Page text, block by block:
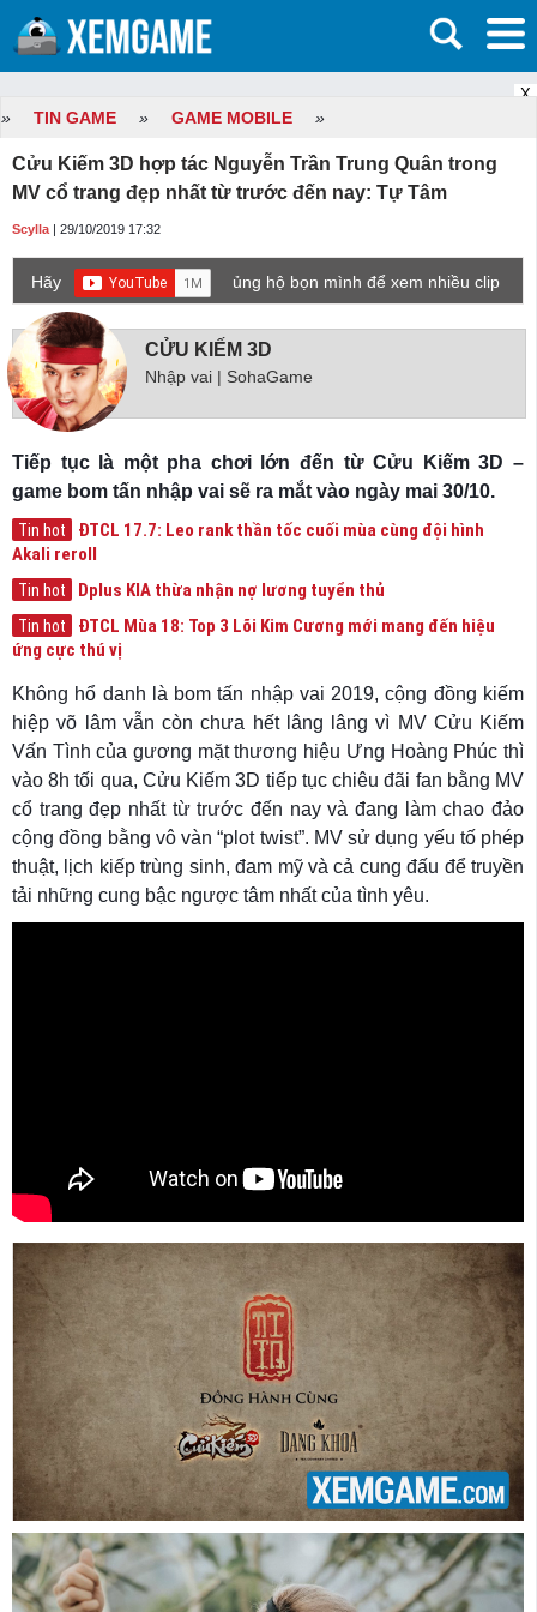
X
» TIN GAME » GAME MOBILE »
Cửu Kiếm 3D hợp tác Nguyễn Trần Trung Quân trong
MV cổ trang đẹp nhất từ trước đến nay: Tự Tâm
Scylla | 29/10/2019 17:32
Hãy
ủng hộ bọn mình để xem nhiều clip
game mới hơn nhé!
CỬU KIẾM 3D
Nhập vai | SohaGame
Tiếp tục là một pha chơi lớn đến từ Cửu Kiếm 3D –
game bom tấn nhập vai sẽ ra mắt vào ngày mai 30/10.
Tin hot
ĐTCL 17.7: Leo rank thần tốc cuối mùa cùng đội hình
Akali reroll
Tin hot Dplus KIA thừa nhận nợ lương tuyển thủ
Tin hot
ĐTCL Mùa 18: Top 3 Lõi Kim Cương mới mang đến hiệu
ứng cực thú vị
Không hổ danh là bom tấn nhập vai 2019, cộng đồng kiếm
hiệp võ lâm vẫn còn chưa hết lâng lâng vì MV Cửu Kiếm
Vấn Tình của gương mặt thương hiệu Ưng Hoàng Phúc thì
vào 8h tối qua, Cửu Kiếm 3D tiếp tục chiêu đãi fan bằng MV
cổ trang đẹp nhất từ trước đến nay và đang làm chao đảo
cộng đồng bằng vô vàn “plot twist”. MV sử dụng yếu tố phép
thuật, lịch kiếp trùng sinh, đam mỹ và cả cung đấu để truyền
tải những cung bậc ngược tâm nhất của tình yêu.